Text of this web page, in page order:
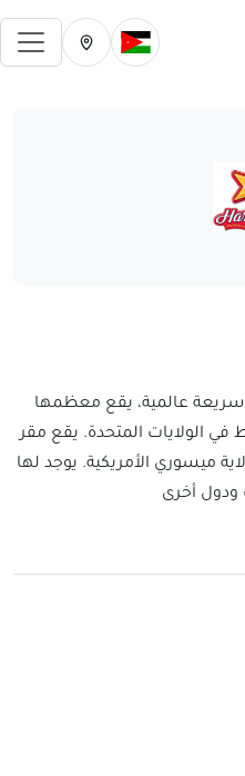
تغيير الدولة الحالية
تغيير المدينة
عالمية، يقع معظمها
الولايات المتحدة. يقع مقر
ميسوري الأمريكية. يوجد لها
ودول أخرى